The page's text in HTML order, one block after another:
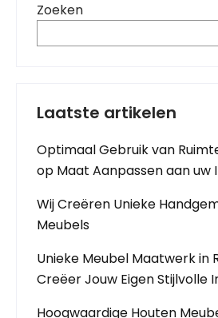
Zoeken
Laatste artikelen
Optimaal Gebruik van
op Maat Aanpassen aan uw
Wij Creëren Unieke
Meubels
Unieke Meubel Maatwerk in
Creëer Jouw Eigen Stijlvolle
Hoogwaardige Houten